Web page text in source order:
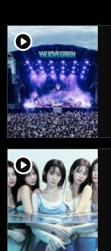
player2
player2